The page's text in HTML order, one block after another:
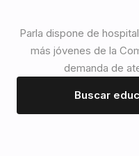
Parla dispone de
más jóvenes de la
demanda de
Buscar